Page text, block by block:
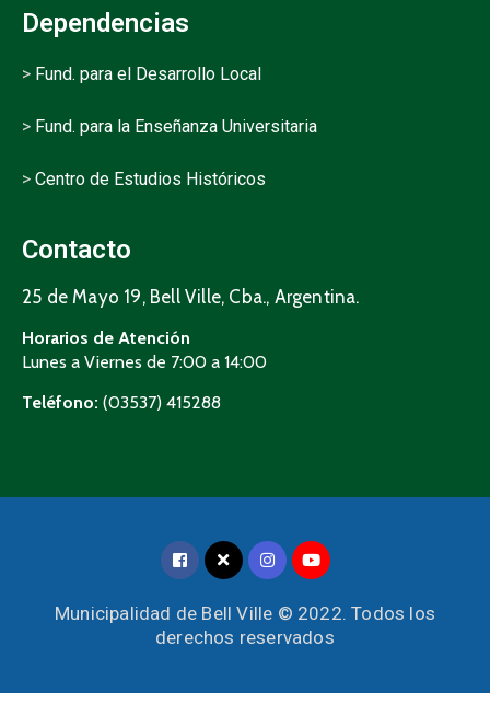
Dependencias
> Fund. para el Desarrollo Local
> Fund. para la Enseñanza Universitaria
> Centro de Estudios Históricos
Contacto
25 de Mayo 19, Bell Ville, Cba., Argentina.
Horarios de Atención
Lunes a Viernes de 7:00 a 14:00
Teléfono: (03537) 415288
Municipalidad de Bell Ville © 2022. Todos los
derechos reservados